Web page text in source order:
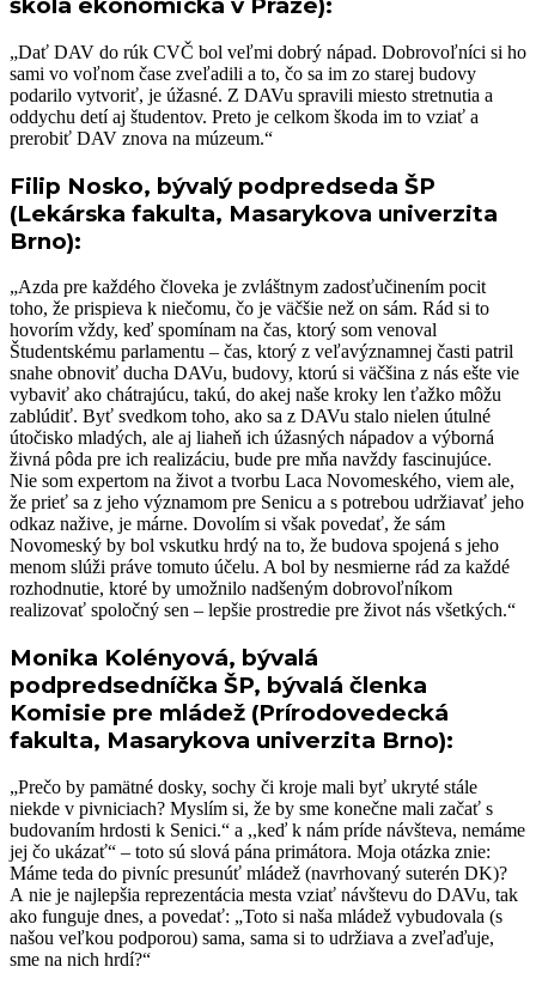
škola ekonomická v Praze):
„Dať DAV do rúk CVČ bol veľmi dobrý nápad. Dobrovoľníci si ho
sami vo voľnom čase zveľadili a to, čo sa im zo starej budovy
podarilo vytvoriť, je úžasné. Z DAVu spravili miesto stretnutia a
oddychu detí aj študentov. Preto je celkom škoda im to vziať a
prerobiť DAV znova na múzeum.“
Filip Nosko, bývalý podpredseda ŠP
(Lekárska fakulta, Masarykova univerzita
Brno):
„Azda pre každého človeka je zvláštnym zadosťučinením pocit
toho, že prispieva k niečomu, čo je väčšie než on sám. Rád si to
hovorím vždy, keď spomínam na čas, ktorý som venoval
Študentskému parlamentu – čas, ktorý z veľavýznamnej časti patril
snahe obnoviť ducha DAVu, budovy, ktorú si väčšina z nás ešte vie
vybaviť ako chátrajúcu, takú, do akej naše kroky len ťažko môžu
zablúdiť. Byť svedkom toho, ako sa z DAVu stalo nielen útulné
útočisko mladých, ale aj liaheň ich úžasných nápadov a výborná
živná pôda pre ich realizáciu, bude pre mňa navždy fascinujúce.
Nie som expertom na život a tvorbu Laca Novomeského, viem ale,
že prieť sa z jeho významom pre Senicu a s potrebou udržiavať jeho
odkaz nažive, je márne. Dovolím si však povedať, že sám
Novomeský by bol vskutku hrdý na to, že budova spojená s jeho
menom slúži práve tomuto účelu. A bol by nesmierne rád za každé
rozhodnutie, ktoré by umožnilo nadšeným dobrovoľníkom
realizovať spoločný sen – lepšie prostredie pre život nás všetkých.“
Monika Kolényová, bývalá
podpredsedníčka ŠP, bývalá členka
Komisie pre mládež (Prírodovedecká
fakulta, Masarykova univerzita Brno):
„Prečo by pamätné dosky, sochy či kroje mali byť ukryté stále
niekde v pivniciach? Myslím si, že by sme konečne mali začať s
budovaním hrdosti k Senici.“ a ,,keď k nám príde návšteva, nemáme
jej čo ukázať“ – toto sú slová pána primátora. Moja otázka znie:
Máme teda do pivníc presunúť mládež (navrhovaný suterén DK)?
A nie je najlepšia reprezentácia mesta vziať návštevu do DAVu, tak
ako funguje dnes, a povedať: „Toto si naša mládež vybudovala (s
našou veľkou podporou) sama, sama si to udržiava a zveľaďuje,
sme na nich hrdí?“